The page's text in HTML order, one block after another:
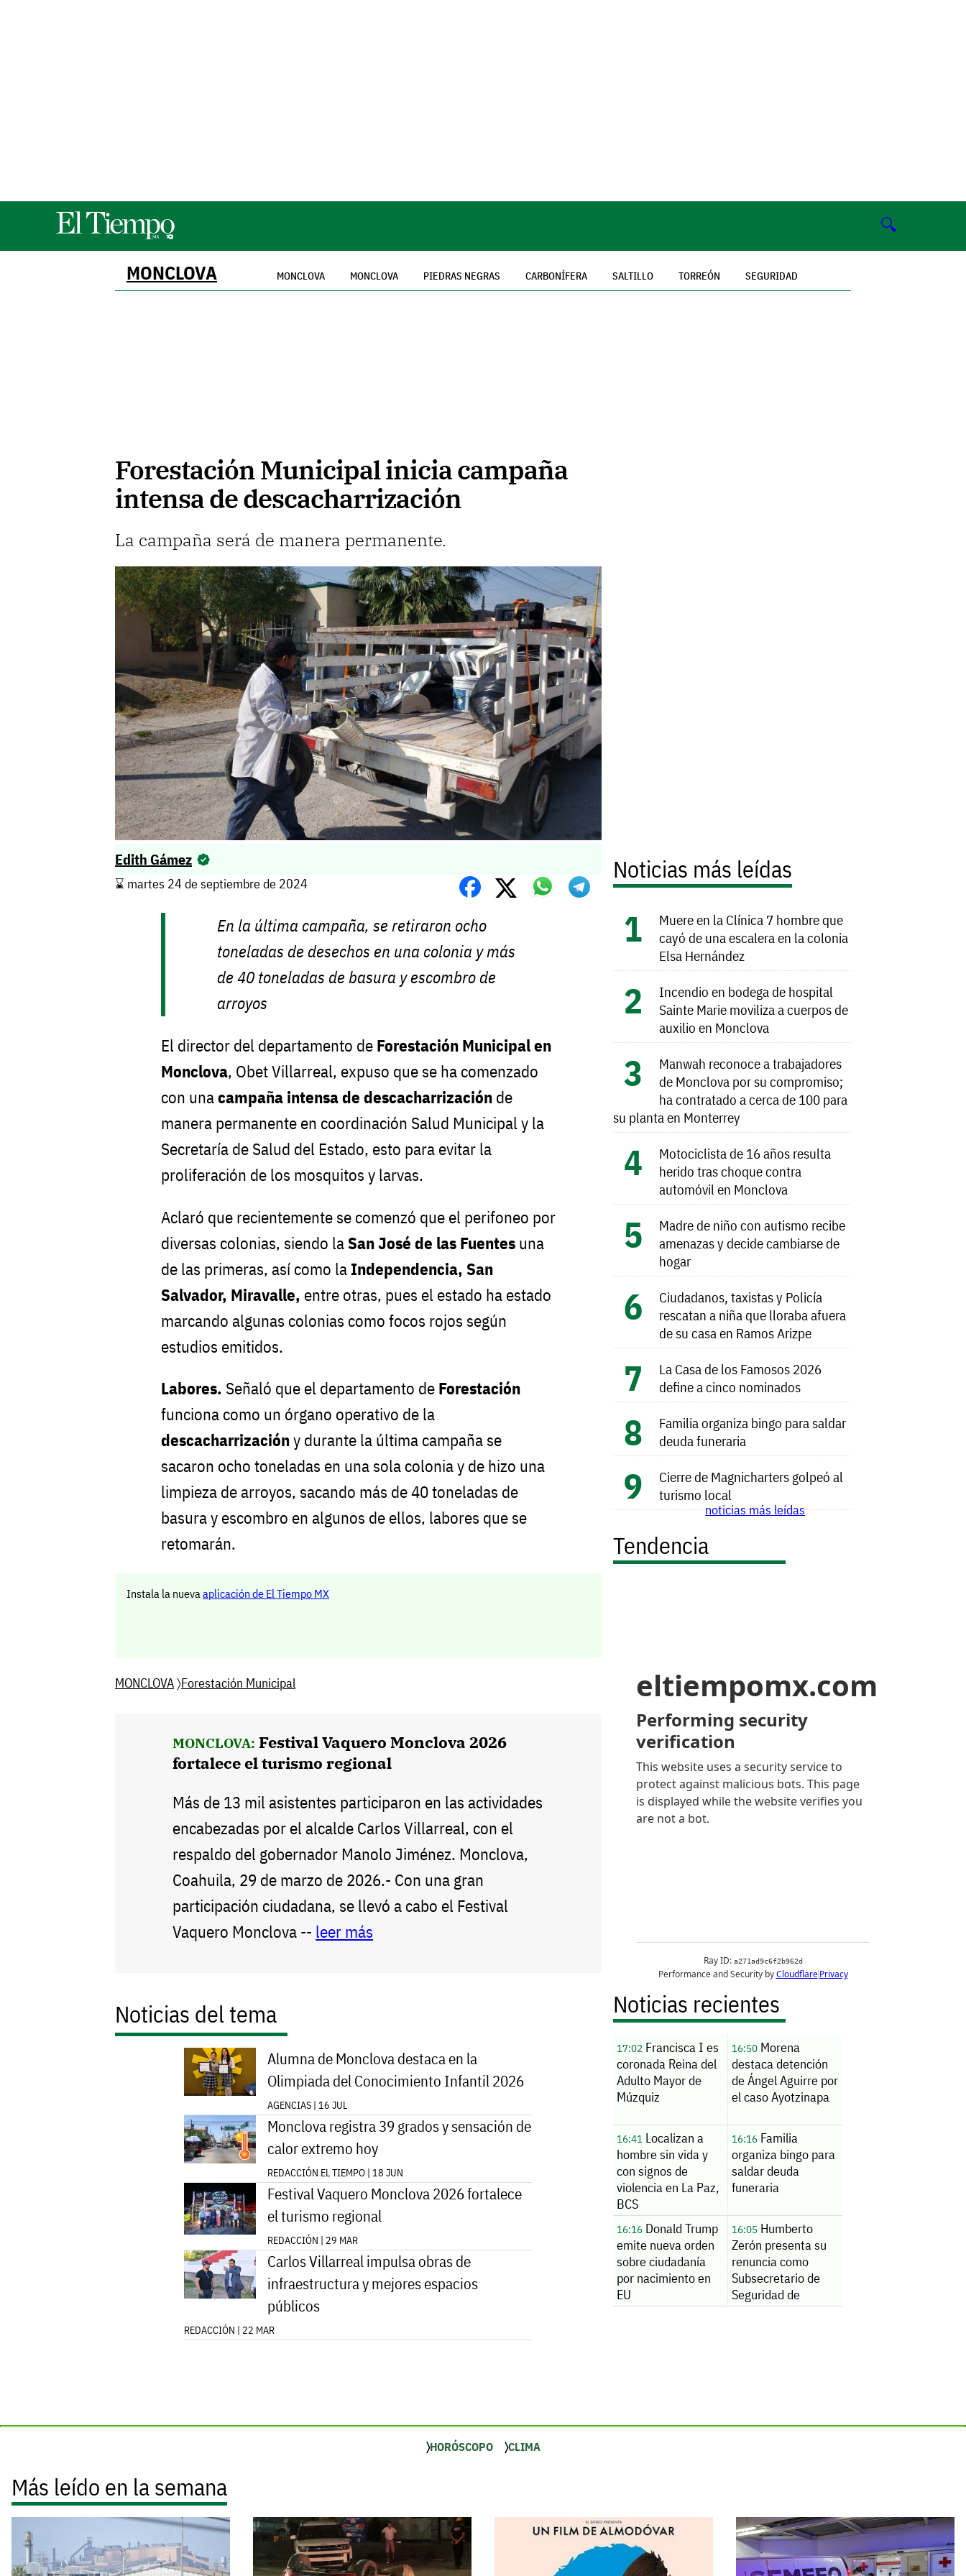
🔍
MONCLOVA MONCLOVA MONCLOVA PIEDRAS NEGRAS CARBONÍFERA SALTILLO TORREÓN SEGURIDAD
Forestación Municipal inicia campaña
intensa de descacharrización
La campaña será de manera permanente.
Edith Gámez
⌛️ martes 24 de septiembre de 2024
En la última campaña, se retiraron ocho
toneladas de desechos en una colonia y más
de 40 toneladas de basura y escombro de
arroyos
El director del departamento de Forestación Municipal en
Monclova, Obet Villarreal, expuso que se ha comenzado
con unacampaña intensa de descacharrización de
manera permanente en coordinación Salud Municipal y la
Secretaría de Salud del Estado, esto para evitar la
proliferación de los mosquitos y larvas.
Aclaró que recientemente se comenzó que el perifoneo por
diversas colonias, siendo laSan José de las Fuentes una
de las primeras, así como la Independencia, San
Salvador, Miravalle, entre otras, pues el estado ha estado
marcando algunas colonias como focos rojos según
estudios emitidos.
Labores. Señaló que el departamento de Forestación
funciona como un órgano operativo de la
descacharrizacióny durante la última campaña se
sacaron ocho toneladas en una sola colonia y de hizo una
limpieza de arroyos, sacando más de 40 toneladas de
basura y escombro en algunos de ellos, labores que se
retomarán.
Instala la nuevaaplicación de El Tiempo MX
MONCLOVA〉Forestación Municipal
MONCLOVA: Festival Vaquero Monclova 2026
fortalece el turismo regional
Más de 13 mil asistentes participaron en las actividades
encabezadas por el alcalde Carlos Villarreal, con el
respaldo del gobernador Manolo Jiménez. Monclova,
Coahuila, 29 de marzo de 2026.- Con una gran
participación ciudadana, se llevó a cabo el Festival
Vaquero Monclova -- leer más
Noticias del tema
Alumna de Monclova destaca en la
Olimpiada del Conocimiento Infantil 2026
AGENCIAS | 16 JUL
Monclova registra 39 grados y sensación de
calor extremo hoy
REDACCIÓN EL TIEMPO | 18 JUN
Festival Vaquero Monclova 2026 fortalece
el turismo regional
REDACCIÓN | 29 MAR
Carlos Villarreal impulsa obras de
infraestructura y mejores espacios
públicos
REDACCIÓN | 22 MAR
Noticias más leídas
Muere en la Clínica 7 hombre que
cayó de una escalera en la colonia
Elsa Hernández
Incendio en bodega de hospital
Sainte Marie moviliza a cuerpos de
auxilio en Monclova
Manwah reconoce a trabajadores
de Monclova por su compromiso;
ha contratado a cerca de 100 para
su planta en Monterrey
Motociclista de 16 años resulta
herido tras choque contra
automóvil en Monclova
Madre de niño con autismo recibe
amenazas y decide cambiarse de
hogar
Ciudadanos, taxistas y Policía
rescatan a niña que lloraba afuera
de su casa en Ramos Arizpe
La Casa de los Famosos 2026
define a cinco nominados
Familia organiza bingo para saldar
deuda funeraria
Cierre de Magnicharters golpeó al
turismo local
noticias más leídas
Tendencia
Noticias recientes
17:02 Francisca I es
coronada Reina del
Adulto Mayor de
Múzquiz
16:50Morena
destaca detención
de Ángel Aguirre por
el caso Ayotzinapa
16:41 Localizan a
hombre sin vida y
con signos de
violencia en La Paz,
BCS
16:16Familia
organiza bingo para
saldar deuda
funeraria
16:16 Donald Trump
emite nueva orden
sobre ciudadanía
por nacimiento en
EU
16:05Humberto
Zerón presenta su
renuncia como
Subsecretario de
Seguridad de
Sinaloa
HORÓSCOPO CLIMA
Más leído en la semana